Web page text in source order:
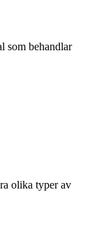
som behandlar
olika typer av